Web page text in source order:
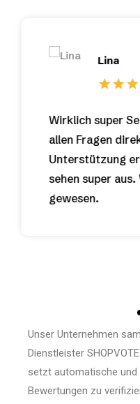
Lina
Wirklich super
allen Fragen
Unterstützung
sehen super
gewesen.
Unser Unternehmen
Dienstleister
setzt automatische und
Bewertungen zu